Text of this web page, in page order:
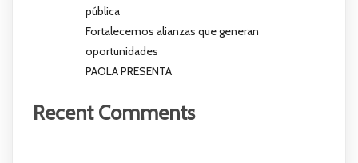
pública
Fortalecemos alianzas que generan
oportunidades
PAOLA PRESENTA
Recent Comments